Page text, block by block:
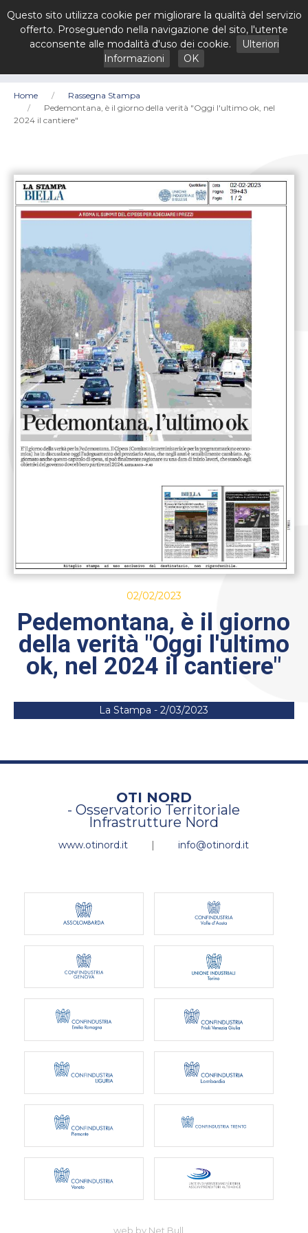
Home
Rassegna Stampa
Pedemontana, è il giorno della verità "Oggi l'ultimo ok, nel
2024 il cantiere"
02/02/2023
Pedemontana, è il giorno
della verità "Oggi l'ultimo
ok, nel 2024 il cantiere"
La Stampa - 2/03/2023
OTI NORD
- Osservatorio Territoriale
Infrastrutture Nord
www.otinord.it | info@otinord.it
web by Net Bull
Questo sito utilizza cookie per migliorare la qualità del servizio
offerto. Proseguendo nella navigazione del sito, l'utente
acconsente alle modalità d'uso dei cookie.
Ulteriori
Informazioni
OK